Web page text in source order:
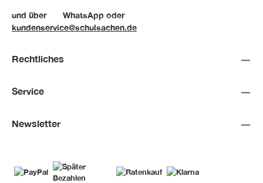
und über WhatsApp oder
kundenservice@schulsachen.de
Rechtliches
Service
Newsletter